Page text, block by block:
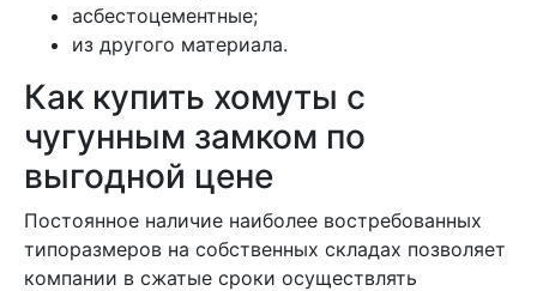
асбестоцементные;
из другого материала.
Как купить хомуты с
чугунным замком по
выгодной цене
Постоянное наличие наиболее востребованных
типоразмеров на собственных складах позволяет
компании в сжатые сроки осуществлять